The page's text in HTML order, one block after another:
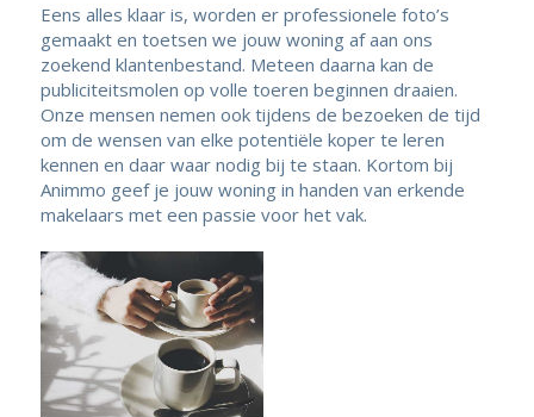
Eens alles klaar is, worden er professionele foto’s
gemaakt en toetsen we jouw woning af aan ons
zoekend klantenbestand. Meteen daarna kan de
publiciteitsmolen op volle toeren beginnen draaien.
Onze mensen nemen ook tijdens de bezoeken de tijd
om de wensen van elke potentiële koper te leren
kennen en daar waar nodig bij te staan. Kortom bij
Animmo geef je jouw woning in handen van erkende
makelaars met een passie voor het vak.